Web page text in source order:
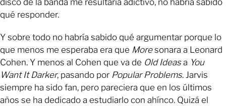
disco de la banda me resultaría adictivo, no habría sabido
qué responder.
Y sobre todo no habría sabido qué argumentar porque lo
que menos me esperaba era que Moresonara a Leonard
Cohen. Y menos al Cohen que va de Old Ideasa You
Want It Darker, pasando por Popular Problems. Jarvis
siempre ha sido fan, pero pareciera que en los últimos
años se ha dedicado a estudiarlo con ahínco. Quizá el